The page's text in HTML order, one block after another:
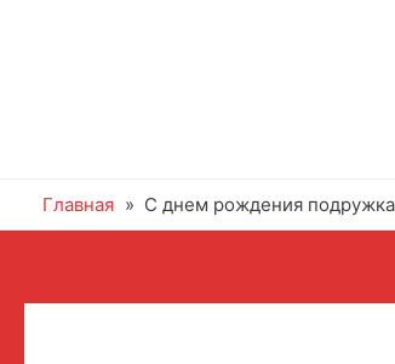
Главная С днем рождения подружка